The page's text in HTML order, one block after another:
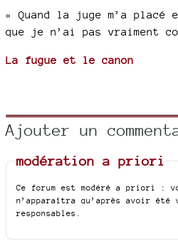
« Quand la juge m’a placé
que je n’ai pas vraiment
La fugue et le canon
Ajouter un
modération a priori
Ce forum est modéré a priori :
n’apparaîtra qu’après avoir
responsables.